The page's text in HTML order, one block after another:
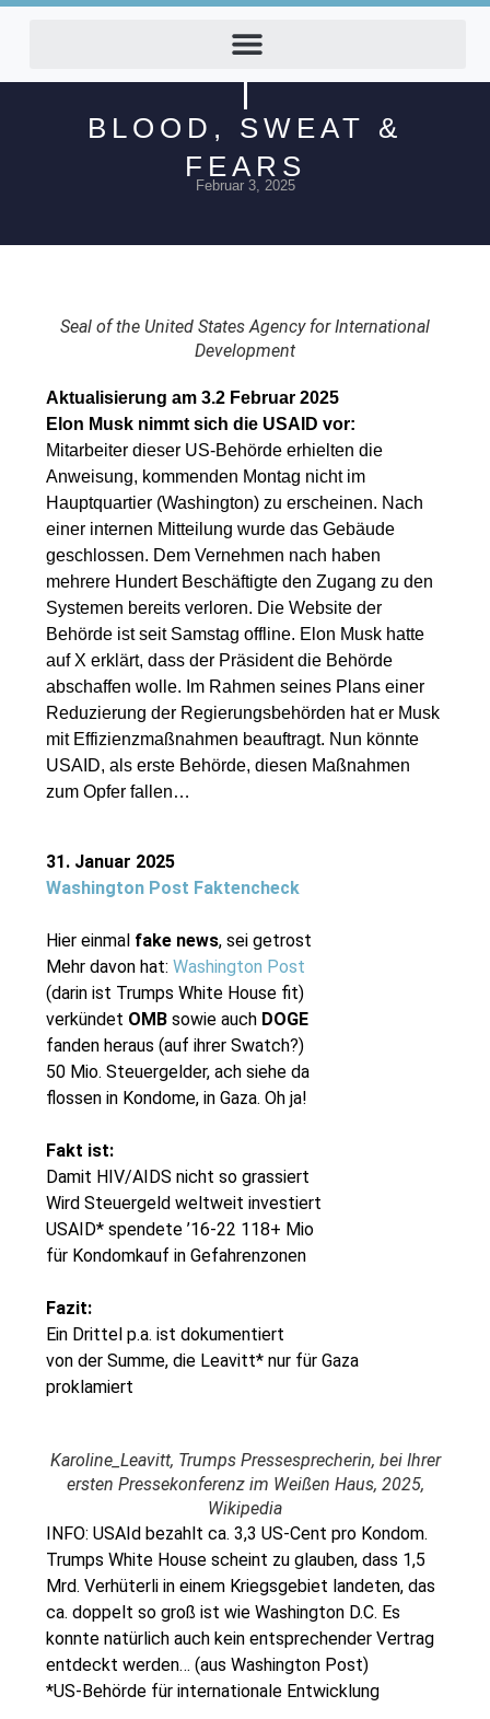
BLOOD, SWEAT &
FEARS
Februar 3, 2025
Seal of the United States Agency for International
Development
Aktualisierung am 3.2 Februar 2025
Elon Musk nimmt sich die USAID vor:
Mitarbeiter dieser US-Behörde erhielten die
Anweisung, kommenden Montag nicht im
Hauptquartier (Washington) zu erscheinen. Nach
einer internen Mitteilung wurde das Gebäude
geschlossen. Dem Vernehmen nach haben
mehrere Hundert Beschäftigte den Zugang zu den
Systemen bereits verloren. Die Website der
Behörde ist seit Samstag offline. Elon Musk hatte
auf X erklärt, dass der Präsident die Behörde
abschaffen wolle. Im Rahmen seines Plans einer
Reduzierung der Regierungsbehörden hat er Musk
mit Effizienzmaßnahmen beauftragt. Nun könnte
USAID, als erste Behörde, diesen Maßnahmen
zum Opfer fallen…
31. Januar 2025
Washington Post Faktencheck
Hier einmal fake news, sei getrost
Mehr davon hat:Washington Post
(darin ist Trumps White House fit)
verkündet OMB sowie auch DOGE
fanden heraus (auf ihrer Swatch?)
50 Mio. Steuergelder, ach siehe da
flossen in Kondome, in Gaza. Oh ja!
Fakt ist:
Damit HIV/AIDS nicht so grassiert
Wird Steuergeld weltweit investiert
USAID* spendete ’16-22 118+ Mio
für Kondomkauf in Gefahrenzonen
Fazit:
Ein Drittel p.a. ist dokumentiert
von der Summe, die Leavitt* nur für Gaza
proklamiert
Karoline_Leavitt, Trumps Pressesprecherin, bei Ihrer
ersten Pressekonferenz im Weißen Haus, 2025,
Wikipedia
INFO: USAId bezahlt ca. 3,3 US-Cent pro Kondom.
Trumps White House scheint zu glauben, dass 1,5
Mrd. Verhüterli in einem Kriegsgebiet landeten, das
ca. doppelt so groß ist wie Washington D.C. Es
konnte natürlich auch kein entsprechender Vertrag
entdeckt werden… (aus Washington Post)
*US-Behörde für internationale Entwicklung